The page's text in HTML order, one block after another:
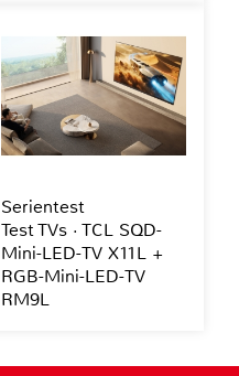
Serientest
Test TVs · TCL SQD-
Mini-LED-TV X11L +
RGB-Mini-LED-TV
RM9L